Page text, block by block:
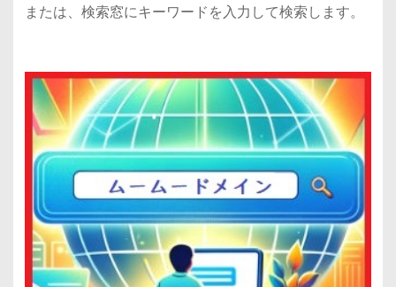
または、検索窓にキーワードを入力して検索します。